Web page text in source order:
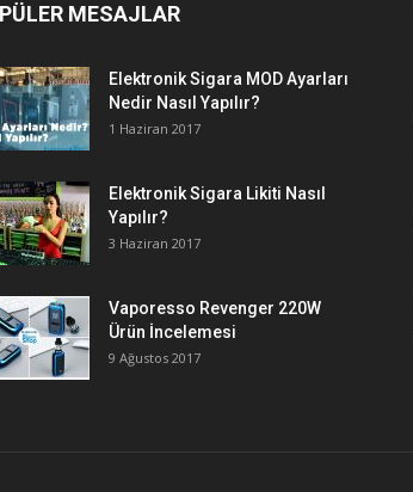
MESAJLAR
Elektronik Sigara MOD Ayarları
Nedir Nasıl Yapılır?
1 Haziran 2017
Elektronik Sigara Likiti Nasıl
Yapılır?
3 Haziran 2017
Vaporesso Revenger 220W
Ürün İncelemesi
9 Ağustos 2017